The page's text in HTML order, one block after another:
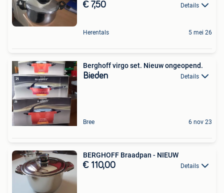
€ 7,50 Details
Herentals 5 mei 26
Berghoff virgo set. Nieuw ongeopend.
Bieden Details
Bree 6 nov 23
BERGHOFF Braadpan - NIEUW
€ 110,00 Details